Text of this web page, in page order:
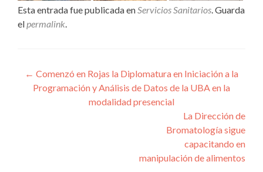
Esta entrada fue publicada enServicios Sanitarios. Guarda
elpermalink.
Navegación
de
← Comenzó en Rojas la Diplomatura en Iniciación a la
Programación y Análisis de Datos de la UBA en la
modalidad presencial
La Dirección de
Bromatología sigue
capacitando en
manipulación de alimentos